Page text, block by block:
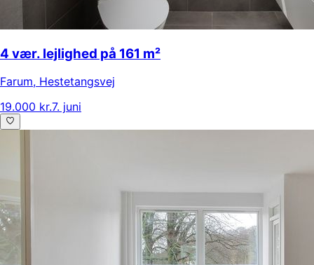
4 vær. lejlighed på 161 m²
Farum, Hestetangsvej
19.000 kr.7. juni